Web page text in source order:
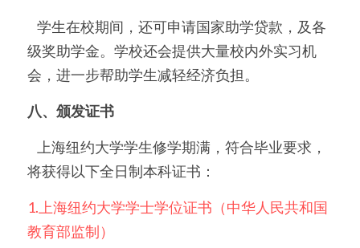
级奖助学金。学校还会提供大量校内外实习机
会，进一步帮助学生减轻经济负担。
八、颁发证书
将获得以下全日制本科证书：
1.上海纽约大学学士学位证书（中华人民共和国
教育部监制）